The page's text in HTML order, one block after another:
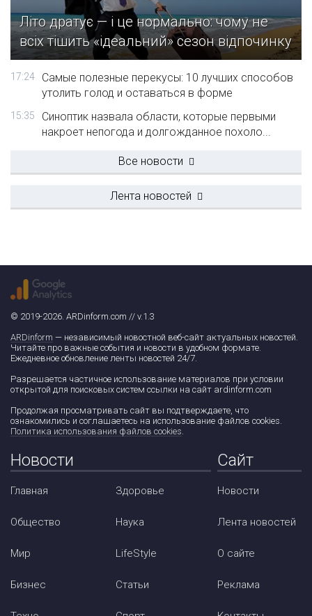
Літо дратує — і це нормально: чому не
всіх тішить «ідеальний» сезон відпочинку
17:24
Самые полезные перекусы: 10 лучших способов
утолить голод и оставаться в форме
15:35
Синоптик назвала области, которые первыми
накроет непогода и долгожданное похоло...
Все новости
Лента новостей
© 2019-2026. ARDinform.com // v.1.3
ARDinform — независимый новостной веб-сайт актуальных новостей.
Читайте про важные события и новости в удобном формате.
Ежедневное обновление ленты новостей 24/7.
Разрешается частичное использование материалов при условии
открытой для поисковых систем ссылки на сайт ardinform.com
Продолжая просматривать сайт вы подтверждаете, что
ознакомились и соглашаетесь на использование файлов cookies.
Политика использования файлов cookies.
Новости
Главная
Общество
Мир
Бизнес
Здоровье
Наука
LifeStyle
Статьи
Сайт
Новости
Лента новостей
О сайте
Реклама